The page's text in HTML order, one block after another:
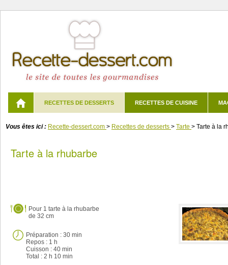
RECETTES DE DESSERTS RECETTES DE CUISINE
Vous êtes ici : Recette-dessert.com > Recettes de desserts > Tarte > Tarte à la
Tarte à la rhubarbe
Pour 1 tarte à la rhubarbe
de 32 cm
Préparation : 30 min
Repos : 1 h
Cuisson : 40 min
Total : 2 h 10 min